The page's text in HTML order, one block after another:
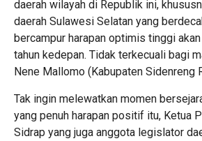
daerah wilayah di Republik ini,
daerah Sulawesi Selatan yang
bercampur harapan optimis tinggi
tahun kedepan. Tidak terkecuali bagi
Nene Mallomo (Kabupaten Sidenreng
Tak ingin melewatkan momen
yang penuh harapan positif itu, Ketua
Sidrap yang juga anggota legislator